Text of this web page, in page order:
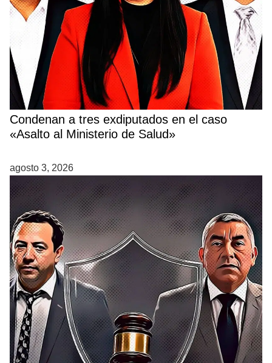
Condenan a tres exdiputados en el caso
«Asalto al Ministerio de Salud»
agosto 3, 2026